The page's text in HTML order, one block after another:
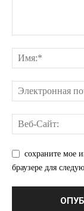
сохраните мое
браузере для